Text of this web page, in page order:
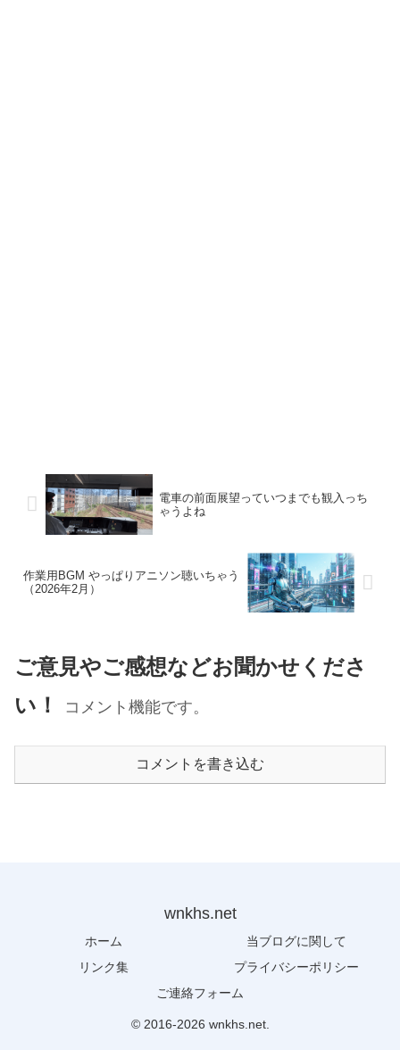
電車の前面展望っていつまでも観入っち
ゃうよね
作業用BGM やっぱりアニソン聴いちゃう
（2026年2月）
ご意見やご感想などお聞かせくださ
い！
コメント機能です。
コメントを書き込む
wnkhs.net
ホーム
当ブログに関して
リンク集
プライバシーポリシー
ご連絡フォーム
© 2016-2026 wnkhs.net.